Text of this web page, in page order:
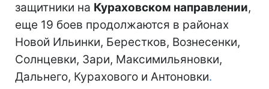
защитники на Кураховском направлении,
еще 19 боев продолжаются в районах
Новой Ильинки, Берестков, Вознесенки,
Солнцевки, Зари, Максимильяновки,
Дальнего, Курахового и Антоновки.